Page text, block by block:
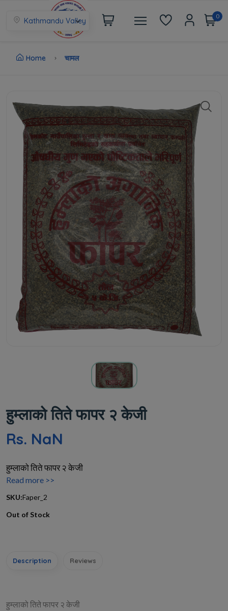
Kathmandu Valley
0
Home चामल
हुम्लाको तिते फापर २ केजी
Rs. NaN
हुम्लाको तिते फापर २ केजी
Read more >>
SKU:Faper_2
Out of Stock
Description Reviews
हुम्लाको तिते फापर २ केजी